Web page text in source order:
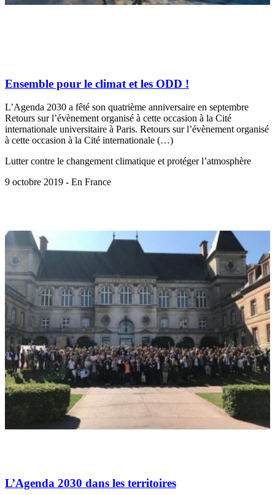
Ensemble pour le climat et les ODD !
L’Agenda 2030 a fêté son quatrième anniversaire en septembre
Retours sur l’évènement organisé à cette occasion à la Cité
internationale universitaire à Paris. Retours sur l’évènement organisé
à cette occasion à la Cité internationale (…)
Lutter contre le changement climatique et protéger l’atmosphère
9 octobre 2019 - En France
L’Agenda 2030 dans les territoires